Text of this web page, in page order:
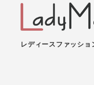
レディースファッショ